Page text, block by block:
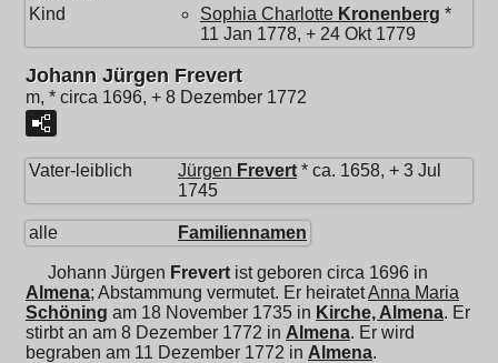
Kind
Sophia Charlotte Kronenberg *
11 Jan 1778, + 24 Okt 1779
Johann Jürgen Frevert
m, * circa 1696, + 8 Dezember 1772
Vater-leiblich Jürgen Frevert * ca. 1658, + 3 Jul
1745
alle Familiennamen
Johann Jürgen Frevert ist geboren circa 1696 in
Almena; Abstammung vermutet. Er heiratetAnna Maria
Schöning am 18 November 1735 in Kirche, Almena. Er
stirbt an am 8 Dezember 1772 in Almena. Er wird
begraben am 11 Dezember 1772 in Almena.